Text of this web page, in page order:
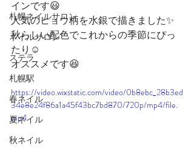
札幌ネイルサロン
ネイルサロン
ステラ
札幌駅
春ネイル
夏ネイル
秋ネイル
インです😃
人気のヒョウ柄を水銀で描きました✨
秋らしい配色でこれからの季節にぴっ
たり☺️
オススメです😆
https://video.wixstatic.com/video/0b8ebc_28b3ed
34e8e24f86a1a45f43bc7bd870/720p/mp4/file.
mp4